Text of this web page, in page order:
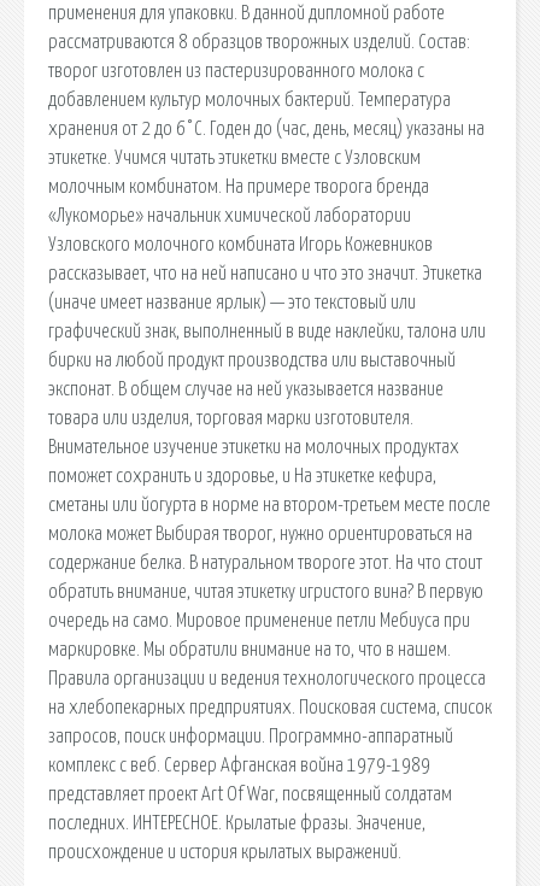
применения для упаковки. В данной дипломной работе
рассматриваются 8 образцов творожных изделий. Состав:
творог изготовлен из пастеризированного молока с
добавлением культур молочных бактерий. Температура
хранения от 2 до 6°С. Годен до (час, день, месяц) указаны на
этикетке. Учимся читать этикетки вместе с Узловским
молочным комбинатом. На примере творога бренда
«Лукоморье» начальник химической лаборатории
Узловского молочного комбината Игорь Кожевников
рассказывает, что на ней написано и что это значит. Этикетка
(иначе имеет название ярлык) — это текстовый или
графический знак, выполненный в виде наклейки, талона или
бирки на любой продукт производства или выставочный
экспонат. В общем случае на ней указывается название
товара или изделия, торговая марки изготовителя.
Внимательное изучение этикетки на молочных продуктах
поможет сохранить и здоровье, и На этикетке кефира,
сметаны или йогурта в норме на втором-третьем месте после
молока может Выбирая творог, нужно ориентироваться на
содержание белка. В натуральном твороге этот. На что стоит
обратить внимание, читая этикетку игристого вина? В первую
очередь на само. Мировое применение петли Мебиуса при
маркировке. Мы обратили внимание на то, что в нашем.
Правила организации и ведения технологического процесса
на хлебопекарных предприятиях. Поисковая сиcтема, список
запросов, поиск информации. Программно-аппаратный
комплекс с веб. Сервер Афганская война 1979-1989
представляет проект Art Of War, посвященный солдатам
последних. ИНТЕРЕСНОЕ. Крылатые фразы. Значение,
происхождение и история крылатых выражений.